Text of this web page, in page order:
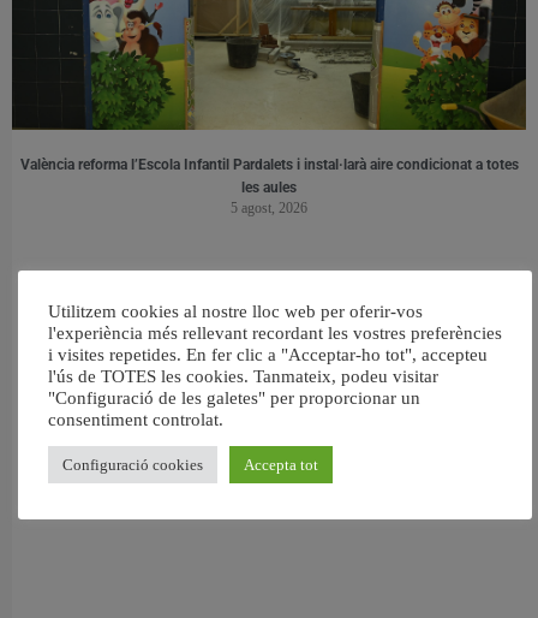
València reforma l’Escola Infantil Pardalets i instal·larà aire condicionat a totes
les aules
5 agost, 2026
Utilitzem cookies al nostre lloc web per oferir-vos
l'experiència més rellevant recordant les vostres preferències
i visites repetides. En fer clic a "Acceptar-ho tot", accepteu
l'ús de TOTES les cookies. Tanmateix, podeu visitar
"Configuració de les galetes" per proporcionar un
consentiment controlat.
Configuració cookies Accepta tot